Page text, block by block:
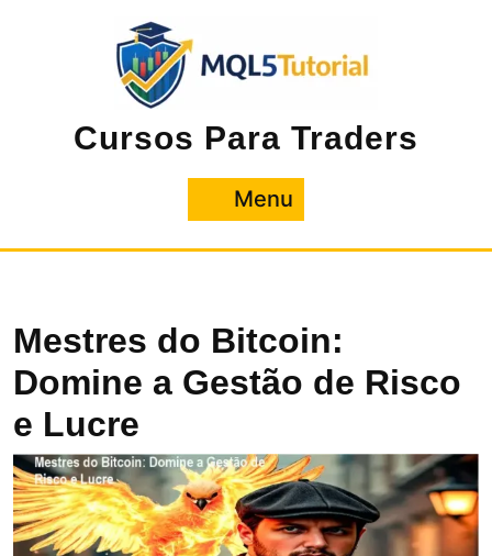
Cursos Para Traders
Menu
Mestres do Bitcoin:
Domine a Gestão de Risco
e Lucre